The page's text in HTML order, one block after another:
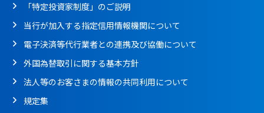
「特定投資家制度」のご説明
当行が加入する指定信用情報機関について
電子決済等代行業者との連携及び協働について
外国為替取引に関する基本方針
法人等のお客さまの情報の共同利用について
規定集